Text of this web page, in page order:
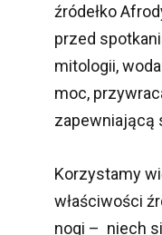
źródełko
przed
mitologii,
moc,
zapewniającą
Korzystamy
właściwości
nogi – niech